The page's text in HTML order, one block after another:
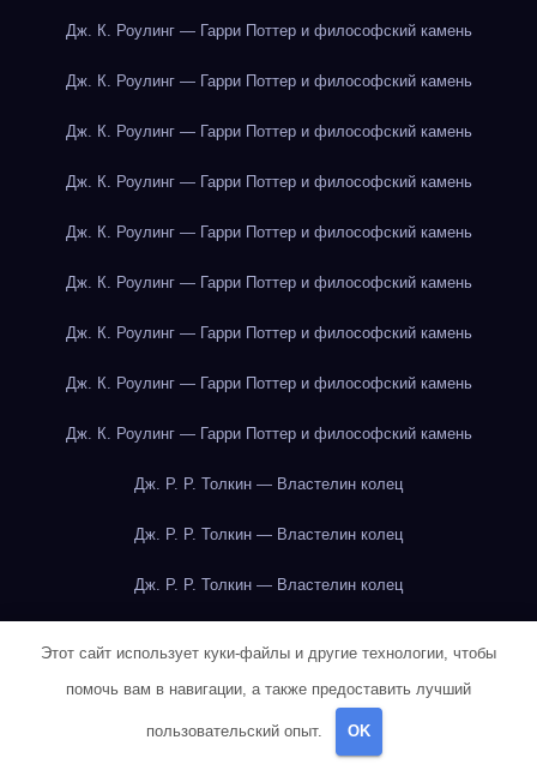
Дж. К. Роулинг — Гарри Поттер и философский камень
Дж. К. Роулинг — Гарри Поттер и философский камень
Дж. К. Роулинг — Гарри Поттер и философский камень
Дж. К. Роулинг — Гарри Поттер и философский камень
Дж. К. Роулинг — Гарри Поттер и философский камень
Дж. К. Роулинг — Гарри Поттер и философский камень
Дж. К. Роулинг — Гарри Поттер и философский камень
Дж. К. Роулинг — Гарри Поттер и философский камень
Дж. К. Роулинг — Гарри Поттер и философский камень
Дж. Р. Р. Толкин — Властелин колец
Дж. Р. Р. Толкин — Властелин колец
Дж. Р. Р. Толкин — Властелин колец
Дж. Р. Р. Толкин — Властелин колец
Дж. Р. Р. Толкин — Властелин колец
Этот сайт использует куки-файлы и другие технологии, чтобы
помочь вам в навигации, а также предоставить лучший
пользовательский опыт. OK